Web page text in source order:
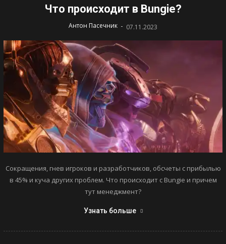
Что происходит в Bungie?
Антон Пасечник - 07.11.2023
Сокращения, гнев игроков и разработчиков, обсчеты с прибылью
в 45% и куча других проблем. Что происходит с Bungie и причем
тут менеджмент?
Узнать больше